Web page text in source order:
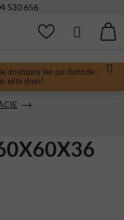
dostupný len po dohode -
ešte dnes!
530 656
Hľadať